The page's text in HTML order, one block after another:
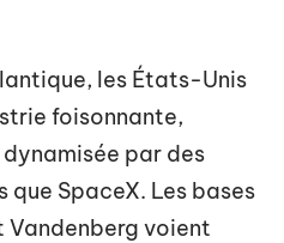
les États-Unis
foisonnante,
par des
SpaceX. Les bases
Vandenberg voient